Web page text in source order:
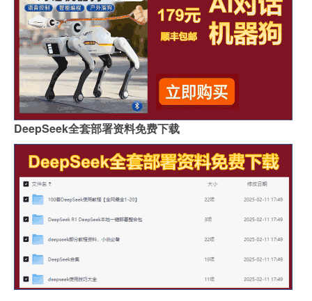
DeepSeek全套部署资料免费下载